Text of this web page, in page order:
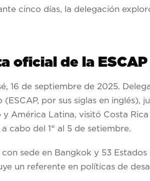
cinco días, la delegación
oficial de la
16 de septiembre de 2025.
(ESCAP, por sus siglas en
y América Latina, visitó Costa
a cabo del 1° al 5 de setiembre.
con sede en Bangkok y 53
un referente en políticas de